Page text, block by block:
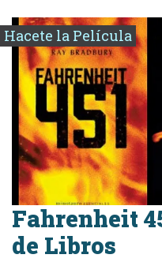
Hacete la Película
Fahrenheit
de Libros